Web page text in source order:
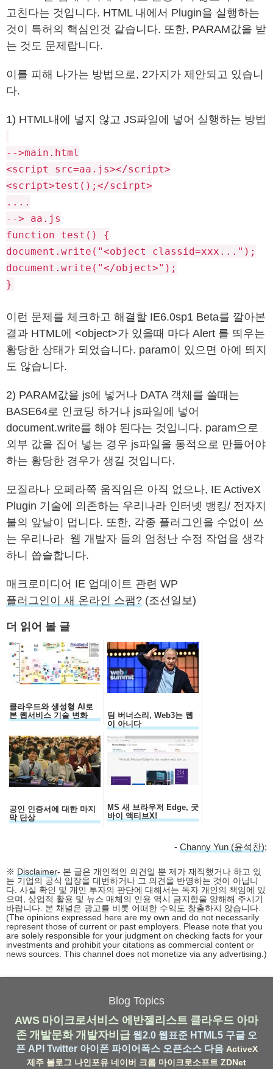
고친다는 것입니다. HTML 내에서 Plugin을 실행하는
것이 특허의 핵심인것 같습니다. 또한, PARAM값을 받
는 것도 문제랍니다.
이를 피해 나가는 방법으로, 2가지가 제안되고 있습니
다.
1) HTML내에 넣지 않고 JS파일에 넣어 실행하는 방법
-->main.html
<script src=aa.js></script>
<script>test();</scirpt>
....
--> aa.js
function test() {
document.write("<object classid=xxx...");
document.write("</object>");
}
이런 문제를 체크하고 해결할 IE6.0sp1 Beta를 깔아본
결과 HTML에 <object>가 있을때 마다 Alert 를 띄우는
황당한 상태가 되었습니다. param이 있으면 아예 띄지
도 않습니다.
2) PARAM값을 js에 넣거나 DATA 객체를 쓸때는
BASE64로 인코딩 하거나 js파일에 넣어
document.write를 해야 된다는 것입니다. param으로
외부 값을 집어 넣는 경우 js파일을 동적으로 만들어야
하는 황당한 경우가 생길 것입니다.
모질라나 오페라쪽 움직임은 아직 없으나, IE ActiveX
Plugin 기술에 의존하는 우리나라 인터넷 뱅킹/ 전자지
불의 앞날이 멉니다. 또한, 각종 플러그인을 수없이 쓰
는 우리나라 웹 개발자 들의 엄청난 수정 작업을 생각
하니 씁슬합니다.
매크로미디어 IE 업데이트 관련 WP
플러그인이 새 온라인 스팸? (조선일보)
더 읽어 볼 글
클라우드와 생성형 AI로
본 웹서비스 기술 변화
팀 버너스리, Web3는 웹
이 아니다
공인 인증서에 대한 마지
막 단상
MS 새 브라우저 Edge, 굿
바이 액티브X!
- Channy Yun (윤석찬);
※ Disclaimer- 본 글은 개인적인 의견일 뿐 제가 재직했거나 하고 있
는 기업의 공식 입장을 대변하거나 그 의견을 반영하는 것이 아닙니
다. 사실 확인 및 개인 투자의 판단에 대해서는 독자 개인의 책임에 있
으며, 상업적 활용 및 뉴스 매체의 인용 역시 금지함을 양해해 주시기
바랍니다. 본 채널은 광고를 비롯 어떠한 수익도 창출하지 않습니다.
(The opinions expressed here are my own and do not necessarily
represent those of current or past employers. Please note that you
are solely responsible for your judgment on checking facts for your
investments and prohibit your citations as commercial content or
news sources. This channel does not monetize via any advertising.)
Blog Topics
AWS 마이크로서비스 에반젤리스트 클라우드 아마
존 개발문화 개발자비급 웹2.0 웹표준 HTML5 구글 오
픈 API Twitter 아이폰 파이어폭스 오픈소스 다음 ActiveX
제주 블로그 나인포유 네이버 크롬 마이크로소프트 ZDNet